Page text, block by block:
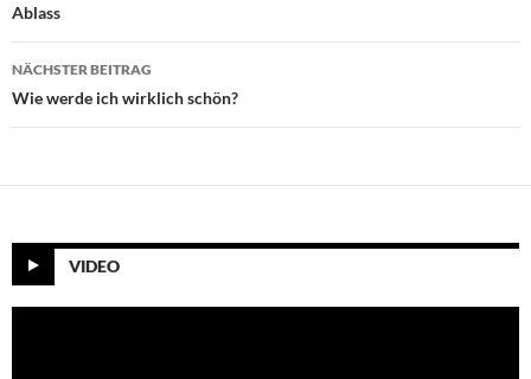
Ablass
NÄCHSTER BEITRAG
Wie werde ich wirklich schön?
VIDEO